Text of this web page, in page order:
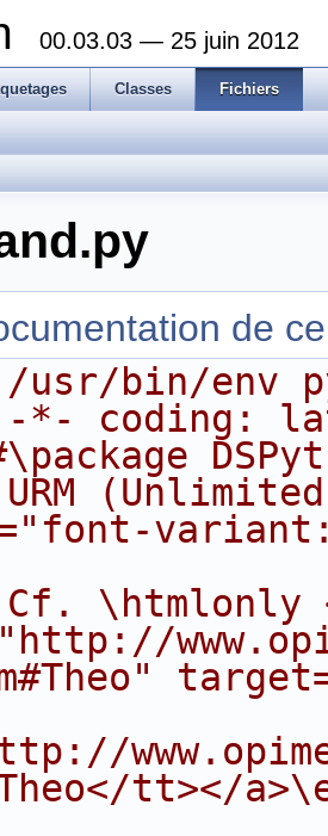
00.03.03 — 25 juin 2012
Classes Fichiers
de
usr/bin/env
-*- coding:
\htmlonly
tt></